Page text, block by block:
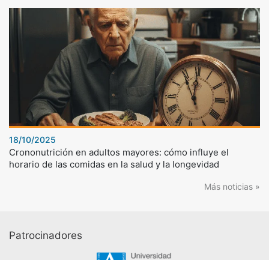
18/10/2025
Crononutrición en adultos mayores: cómo influye el
horario de las comidas en la salud y la longevidad
Más noticias »
Patrocinadores